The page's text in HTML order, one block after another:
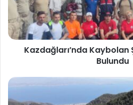
Kazdağları’nda Kaybolan
Bulundu